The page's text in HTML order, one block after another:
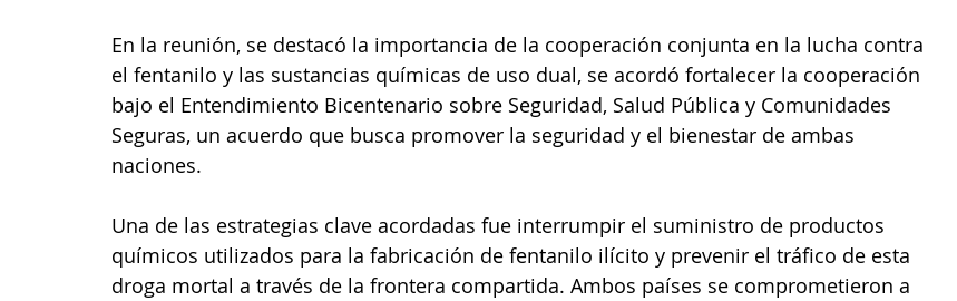
En la reunión, se destacó la importancia de la cooperación conjunta en la lucha contra
el fentanilo y las sustancias químicas de uso dual, se acordó fortalecer la cooperación
bajo el Entendimiento Bicentenario sobre Seguridad, Salud Pública y Comunidades
Seguras, un acuerdo que busca promover la seguridad y el bienestar de ambas
naciones.
Una de las estrategias clave acordadas fue interrumpir el suministro de productos
químicos utilizados para la fabricación de fentanilo ilícito y prevenir el tráfico de esta
droga mortal a través de la frontera compartida. Ambos países se comprometieron a